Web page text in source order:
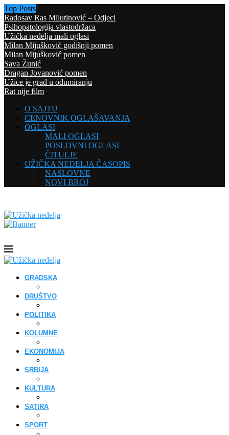
Top Posts
Radosav Ras Milutinović – Odjeci
Psihopatologija vlastodržaca
Užička nedelja mali oglasi
Milan Mijušković godišnji pomen
Milan Mijušković pomen
Sava Žunić
Dragan Jovanović pomen
Užice je grad u odumiranju
Rat nije film
O SAJTU
CENOVNIK OGLAŠAVANJA
OGLASI
MALI OGLASI
POSLOVNI OGLASI
ČITULJE
UŽIČKA NEDELJA ČASOPIS
NASLOVNE
NOVI BROJ
GRADSKA
DRUŠTVO
POLITIKA
KOLUMNE
EKONOMIJA
SRBIJA
KULTURA
SATIRA
SPORT